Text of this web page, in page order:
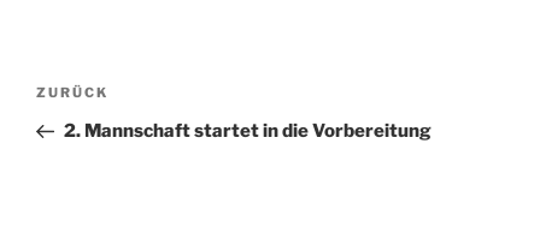
Beitragsnavigation
Vorheriger
Beitrag
ZURÜCK
2. Mannschaft startet in die Vorbereitung